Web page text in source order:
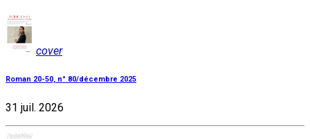
cover
Roman 20-50, n° 80/décembre 2025
31 juil. 2026